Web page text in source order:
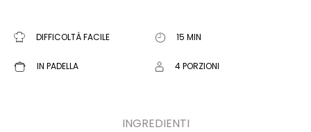
DIFFICOLTÀ FACILE 15 MIN
IN PADELLA 4 PORZIONI
INGREDIENTI